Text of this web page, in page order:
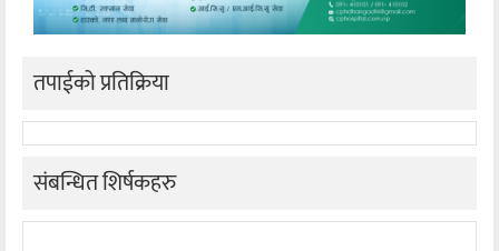
तपाईको प्रतिक्रिया
संबन्धित शिर्षकहरु